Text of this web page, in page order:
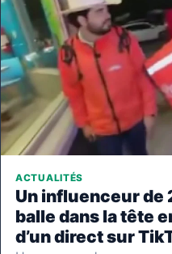
ACTUALITÉS
Un influenceur de
balle dans la tête
d’un direct sur